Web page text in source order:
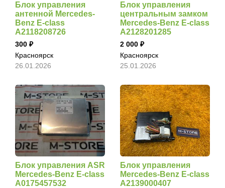
Блок управления
антенной Mercedes-
Benz E-class
A2118208726
300
Красноярск
26.01.2026
Блок управления
центральным замком
Mercedes-Benz E-class
A2128201285
2 000
Красноярск
25.01.2026
Блок управления ASR
Mercedes-Benz E-class
A0175457532
Блок управления
Mercedes-Benz E-class
A2139000407